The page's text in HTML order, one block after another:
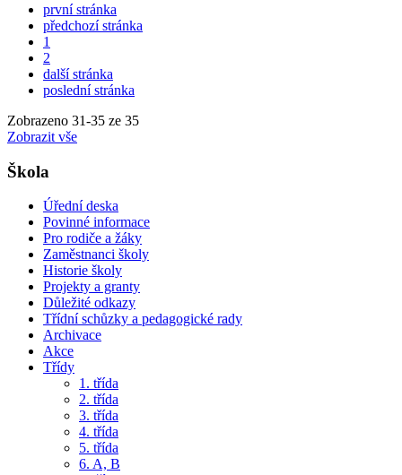
první stránka
předchozí stránka
1
2
další stránka
poslední stránka
Zobrazeno 31-35 ze 35
Zobrazit vše
Škola
Úřední deska
Povinné informace
Pro rodiče a žáky
Zaměstnanci školy
Historie školy
Projekty a granty
Důležité odkazy
Třídní schůzky a pedagogické rady
Archivace
Akce
Třídy
1. třída
2. třída
3. třída
4. třída
5. třída
6. A, B